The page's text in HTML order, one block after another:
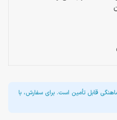
قابل تأمین است. برای سفارش، با